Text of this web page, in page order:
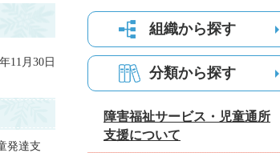
11月30日
発達支
組織から探す
分類から探す
障害福祉サービス・児童通所
支援について